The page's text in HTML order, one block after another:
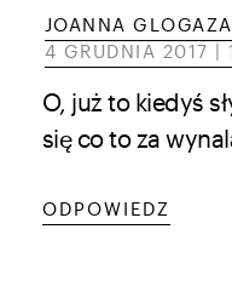
JOANNA GLOGAZA
4 GRUDNIA 2017 |
O, już to kiedyś
się co to za
ODPOWIEDZ